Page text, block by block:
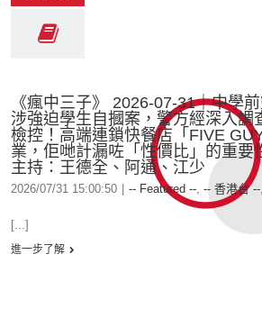
《瘋中三子》 2026-07-31｜中學
涉強迫學生自摑案，警方經深入調
檢控！高端連鎖快餐店「FIVE
業，佢哋計漏咗「性價比」的重要
主持：王德全、阿通、江少
2026/07/31 15:00:50 -- Featured --, -- 香港台 --,
[...]
進一步了解